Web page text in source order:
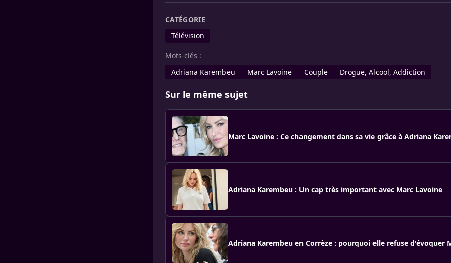
CATÉGORIE
Télévision
Mots-clés :
Adriana Karembeu
Marc Lavoine Couple Drogue, Alcool, Addiction
Sur le même sujet
Marc Lavoine : Ce changement dans sa vie grâce à Adriana
Adriana Karembeu : Un cap très important avec Marc Lavoine
Adriana Karembeu en Corrèze : pourquoi elle refuse d'évoquer